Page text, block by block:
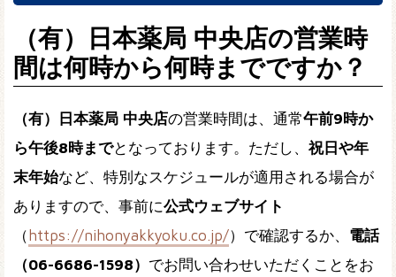
（有）日本薬局 中央店の営業時
間は何時から何時までですか？
（有）日本薬局 中央店の営業時間は、通常午前9時か
ら午後8時までとなっております。ただし、祝日や年
末年始など、特別なスケジュールが適用される場合が
ありますので、事前に公式ウェブサイト
（https://nihonyakkyoku.co.jp/）で確認するか、 電話
（06-6686-1598） でお問い合わせいただくことをお